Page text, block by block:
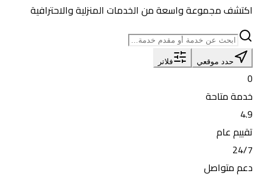
اكتشف مجموعة واسعة من الخدمات المنزلية والاحترافية
حدد موقعي فلاتر
0
خدمة متاحة
4.9
تقييم عام
24/7
دعم متواصل